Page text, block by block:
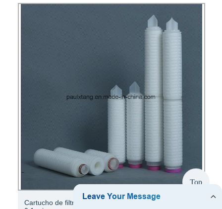
Carcasa de filtro de bolsa múltiple de 50 micras con
Top